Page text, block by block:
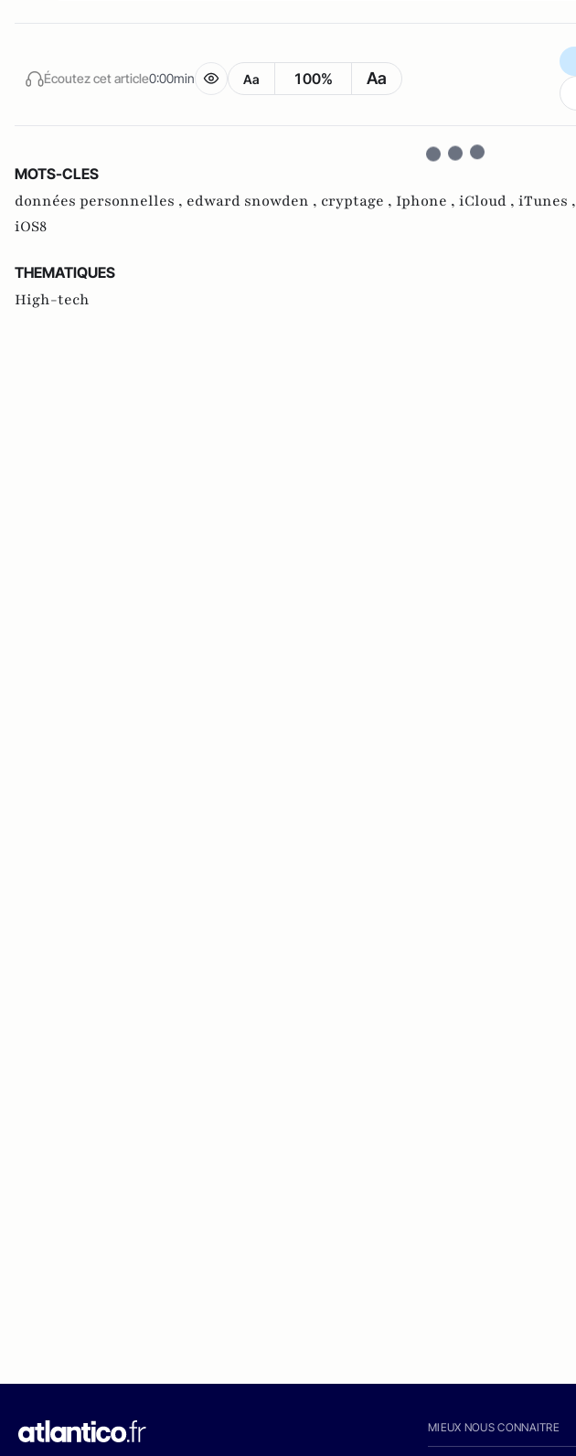
Écoutez cet article0:00min Aa 100% Aa
MOTS-CLES
données personnelles , edward snowden , cryptage , Iphone , iCloud , iTunes ,
iOS8
THEMATIQUES
High-tech
MIEUX NOUS CONNAITRE